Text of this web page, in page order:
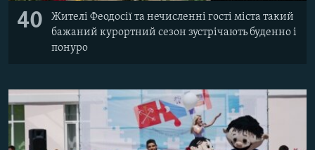
40
Жителі Феодосії та нечисленні гості міста такий
бажаний курортний сезон зустрічають буденно і
понуро